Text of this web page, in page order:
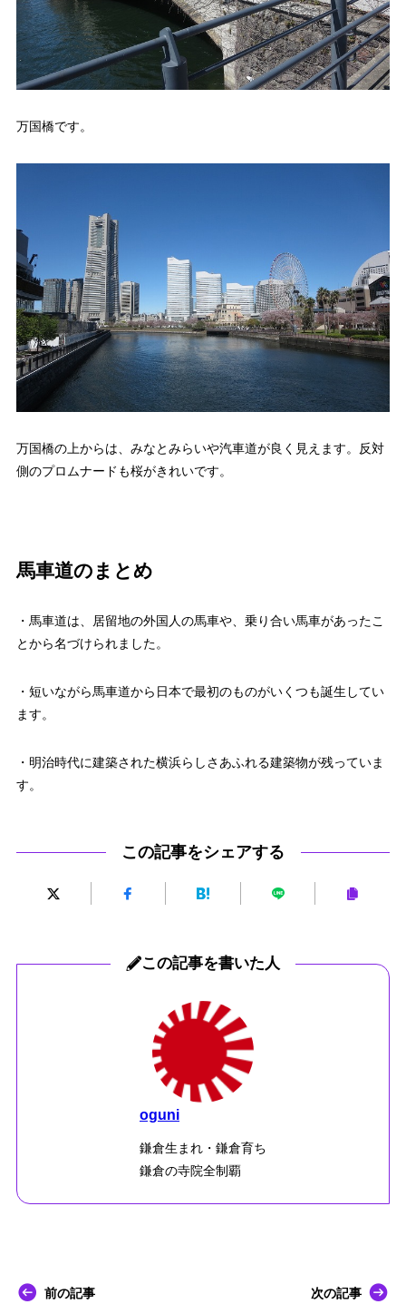
万国橋です。
万国橋の上からは、みなとみらいや汽車道が良く見えます。反対
側のプロムナードも桜がきれいです。
馬車道のまとめ
・馬車道は、居留地の外国人の馬車や、乗り合い馬車があったこ
とから名づけられました。
・短いながら馬車道から日本で最初のものがいくつも誕生してい
ます。
・明治時代に建築された横浜らしさあふれる建築物が残っていま
す。
この記事をシェアする
この記事を書いた人
oguni
鎌倉生まれ・鎌倉育ち
鎌倉の寺院全制覇
前の記事 次の記事